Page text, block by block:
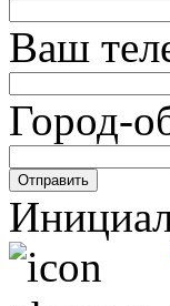
Ваш
Город-
Отправить